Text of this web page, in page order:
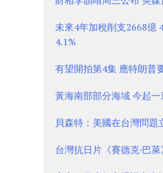
未來4年加稅削支2668億
4.1%
有望開拍第4集 應特朗普
黃海南部部分海域 今起
貝森特：美國在台灣問題
台灣抗日片《賽德克·巴